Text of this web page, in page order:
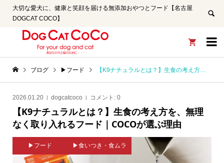
大切な愛犬に、健康と笑顔を届ける無添加おやつとフード【名古屋
DOGCAT COCO】


ブログ ▶フード 【K9ナチュラルとは？】生食の考え方を、無理なく取り入れるフード｜COCOが選ぶ理由
2026.01.20 dogcatcoco コメント: 0
【K9ナチュラルとは？】生食の考え方を、無理
なく取り入れるフード｜COCOが選ぶ理由
▶フード ▶食いつき・食ムラ